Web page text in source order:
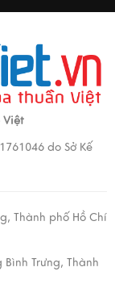
Việt
do Sở Kế
Thành phố Hồ Chí
Bình Trưng, Thành